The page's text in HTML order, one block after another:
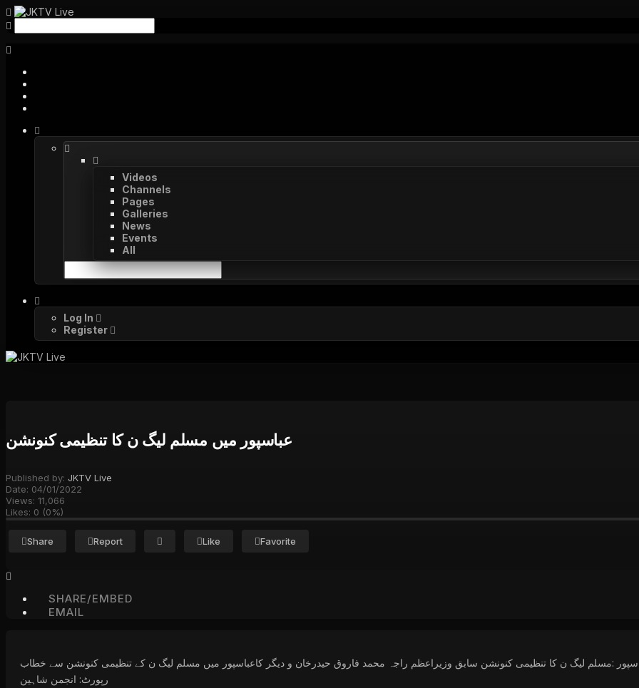
Videos
Channels
Pages
Galleries
News
Events
All
Log In
Register
عباسپور میں مسلم لیگ ن کا تنظیمی کنونشن
Published by: JKTV Live
Date: 04/01/2022
Views: 11,066
Likes: 0 (0%)
Share Report Like Favorite
SHARE/EMBED
EMAIL
:مسلم لیگ ن کا تنظیمی کنونشن سابق وزیراعظم راجہ محمد فاروق حیدرخان و دیگر کاعباسپور میں مسلم لیگ ن کے تنظیمی کنونشن سے خطاب
رپورٹ: انجمن شاہین